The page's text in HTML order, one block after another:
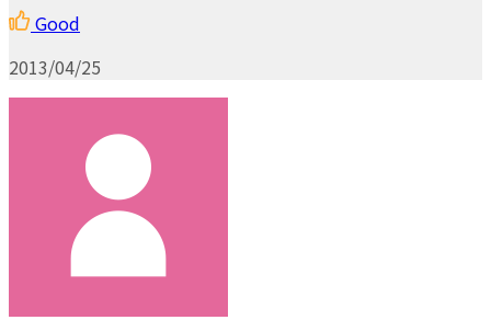
Good
2013/04/25